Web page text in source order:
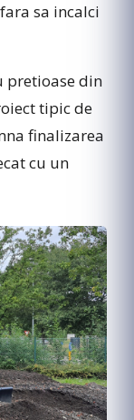
sa incalci
pretioase din
tipic de
finalizarea
cu un